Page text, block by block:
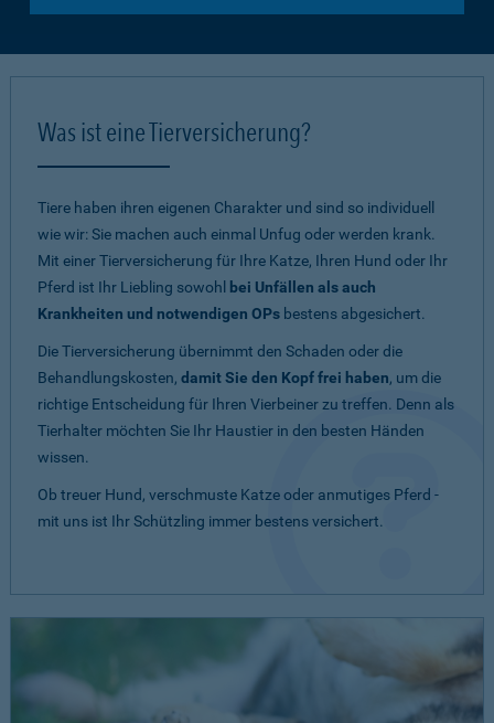
Was ist eine Tierversicherung?
Tiere haben ihren eigenen Charakter und sind so individuell
wie wir: Sie machen auch einmal Unfug oder werden krank.
Mit einer Tierversicherung für Ihre Katze, Ihren Hund oder Ihr
Pferd ist Ihr Liebling sowohl
bei Unfällen als auch
Krankheiten und notwendigen OPs bestens abgesichert.
Die Tierversicherung übernimmt den Schaden oder die
Behandlungskosten, damit Sie den Kopf frei haben, um die
richtige Entscheidung für Ihren Vierbeiner zu treffen. Denn als
Tierhalter möchten Sie Ihr Haustier in den besten Händen
wissen.
Ob treuer Hund, verschmuste Katze oder anmutiges Pferd -
mit uns ist Ihr Schützling immer bestens versichert.